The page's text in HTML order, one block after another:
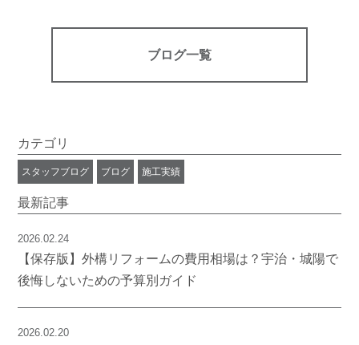
ブログ一覧
カテゴリ
スタッフブログ ブログ 施工実績
最新記事
2026.02.24
【保存版】外構リフォームの費用相場は？宇治・城陽で
後悔しないための予算別ガイド
2026.02.20